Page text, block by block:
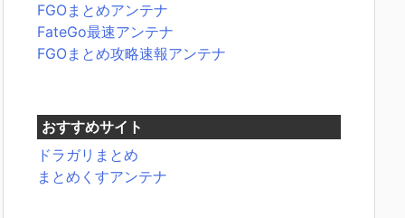
FGOまとめアンテナ
FateGo最速アンテナ
FGOまとめ攻略速報アンテナ
おすすめサイト
ドラガリまとめ
まとめくすアンテナ